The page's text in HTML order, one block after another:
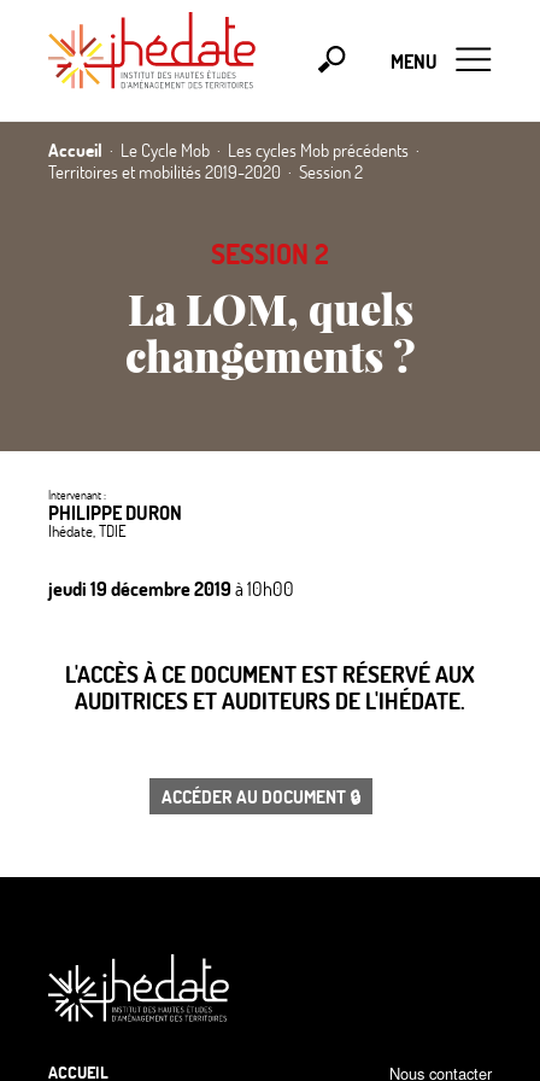
MENU
Accueil Le Cycle Mob
Les cycles Mob précédents
Territoires et mobilités 2019-2020
Session 2
SESSION 2
La LOM, quels
changements ?
Intervenant :
PHILIPPE DURON
Ihédate, TDIE
jeudi 19 décembre 2019à 10h00
L'ACCÈS À CE DOCUMENT EST RÉSERVÉ AUX
AUDITRICES ET AUDITEURS DE L'IHÉDATE.
ACCÉDER AU DOCUMENT 🔒
ACCUEIL Nous contacter